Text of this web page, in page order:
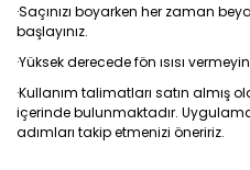
·Saçınızı boyarken her zaman
başlayınız.
·Yüksek derecede fön ısısı
·Kullanım talimatları satın almış
içerinde bulunmaktadır.
adımları takip etmenizi öneririz.